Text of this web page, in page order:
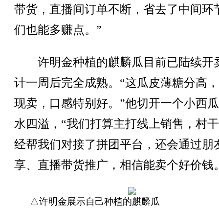
带货，直播间订单不断，省去了中间环
们也能多赚点。”
许明金种植的麒麟瓜目前已陆续开
计一周后完全成熟。“这瓜皮薄糖分高
现卖，口感特别好。”他切开一个小西
水四溢，“我们打算主打线上销售，村
经帮我们对接了拼团平台，还会通过朋
享、直播带货推广，相信能卖个好价钱
△许明金展示自己种植的麒麟瓜